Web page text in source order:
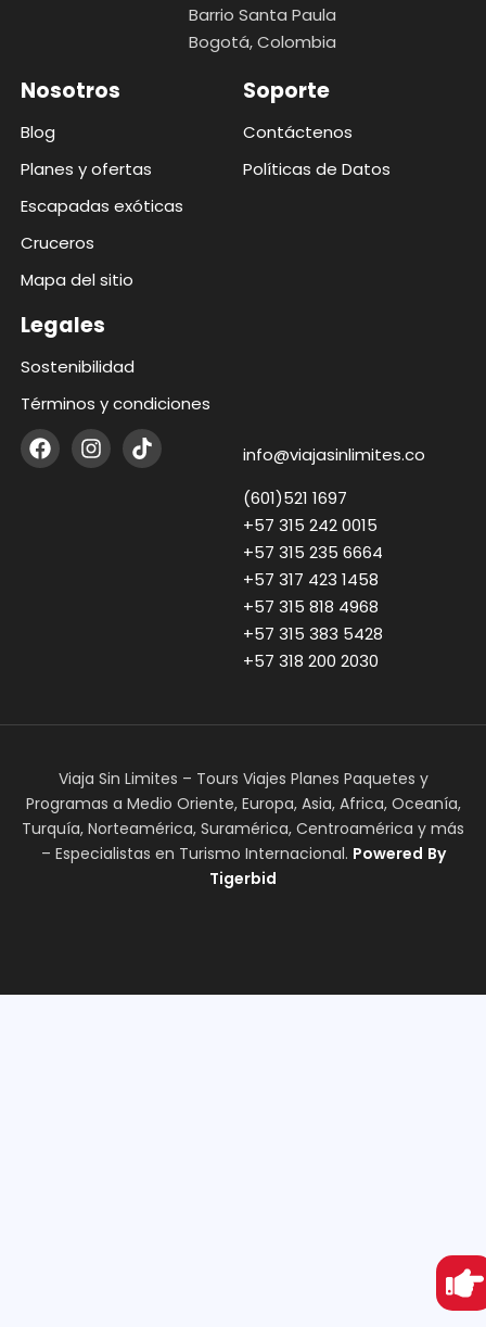
Barrio Santa Paula
Bogotá, Colombia
Nosotros
Blog
Planes y ofertas
Escapadas exóticas
Cruceros
Mapa del sitio
Soporte
Contáctenos
Políticas de Datos
Legales
Sostenibilidad
Términos y condiciones
info@viajasinlimites.co
(601)521 1697
+57 315 242 0015
+57 315 235 6664
+57 317 423 1458
+57 315 818 4968
+57 315 383 5428
+57 318 200 2030
Viaja Sin Limites – Tours Viajes Planes Paquetes y
Programas a Medio Oriente, Europa, Asia, Africa, Oceanía,
Turquía, Norteamérica, Suramérica, Centroamérica y más
– Especialistas en Turismo Internacional. Powered By
Tigerbid